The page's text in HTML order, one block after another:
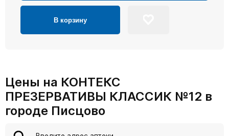
В корзину
Цены на КОНТЕКС
ПРЕЗЕРВАТИВЫ КЛАССИК №12 в
городе Писцово